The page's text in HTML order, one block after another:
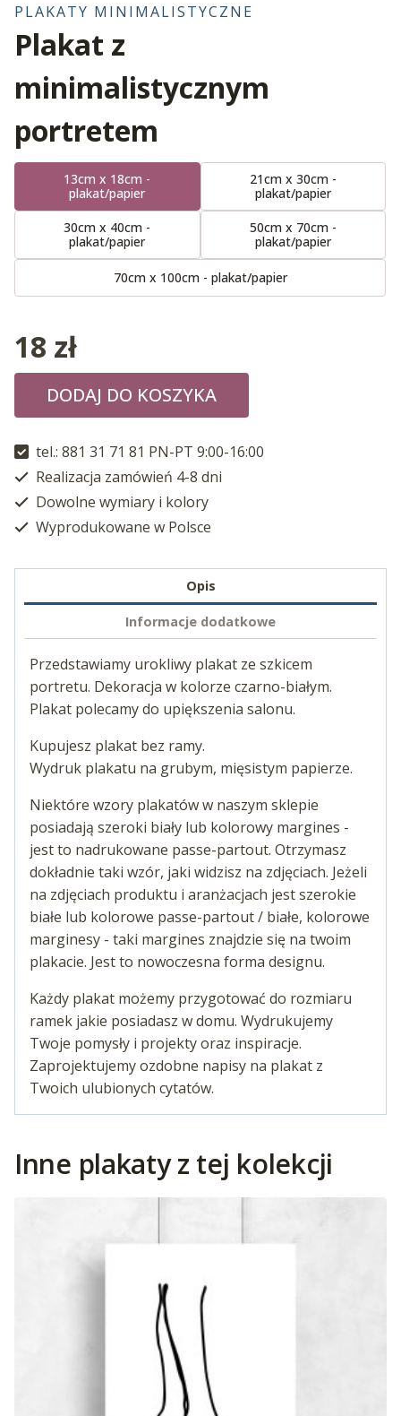
PLAKATY MINIMALISTYCZNE
Plakat z
minimalistycznym
portretem
13cm x 18cm -
plakat/papier
21cm x 30cm -
plakat/papier
30cm x 40cm -
plakat/papier
50cm x 70cm -
plakat/papier
70cm x 100cm - plakat/papier
18 zł
DODAJ DO KOSZYKA
tel.: 881 31 71 81 PN-PT 9:00-16:00
Realizacja zamówień 4-8 dni
Dowolne wymiary i kolory
Wyprodukowane w Polsce
Opis
Informacje dodatkowe
Przedstawiamy urokliwy plakat ze szkicem
portretu. Dekoracja w kolorze czarno-białym.
Plakat polecamy do upiększenia salonu.
Kupujesz plakat bez ramy.
Wydruk plakatu na grubym, mięsistym papierze.
Niektóre wzory plakatów w naszym sklepie
posiadają szeroki biały lub kolorowy margines -
jest to nadrukowane passe-partout. Otrzymasz
dokładnie taki wzór, jaki widzisz na zdjęciach. Jeżeli
na zdjęciach produktu i aranżacjach jest szerokie
białe lub kolorowe passe-partout / białe, kolorowe
marginesy - taki margines znajdzie się na twoim
plakacie. Jest to nowoczesna forma designu.
Każdy plakat możemy przygotować do rozmiaru
ramek jakie posiadasz w domu. Wydrukujemy
Twoje pomysły i projekty oraz inspiracje.
Zaprojektujemy ozdobne napisy na plakat z
Twoich ulubionych cytatów.
Inne plakaty z tej kolekcji